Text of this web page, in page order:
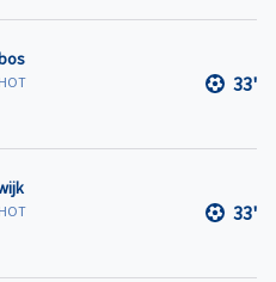
33'
33'